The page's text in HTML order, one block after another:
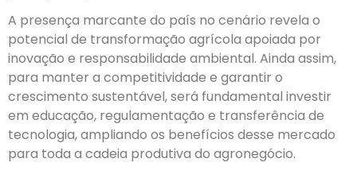
A presença marcante do país no cenário revela o
potencial de transformação agrícola apoiada por
inovação e responsabilidade ambiental. Ainda assim,
para manter a competitividade e garantir o
crescimento sustentável, será fundamental investir
em educação, regulamentação e transferência de
tecnologia, ampliando os benefícios desse mercado
para toda a cadeia produtiva do agronegócio.